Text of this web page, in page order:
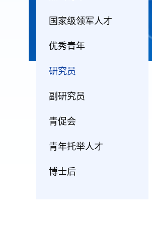
国家级领军人才
优秀青年
研究员
副研究员
青促会
青年托举人才
博士后